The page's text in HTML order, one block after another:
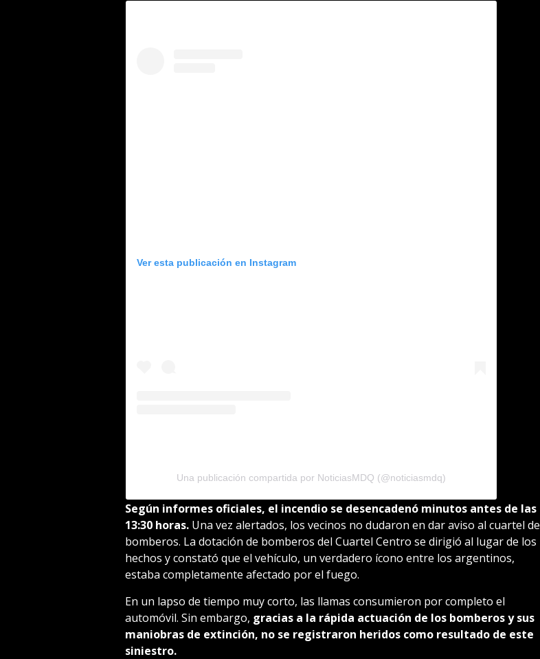
Ver esta publicación en Instagram
Una publicación compartida por NoticiasMDQ (@noticiasmdq)
Según informes oficiales, el incendio se desencadenó minutos antes de las
13:30 horas.Una vez alertados, los vecinos no dudaron en dar aviso al cuartel de
bomberos. La dotación de bomberos del Cuartel Centro se dirigió al lugar de los
hechos y constató que el vehículo, un verdadero ícono entre los argentinos,
estaba completamente afectado por el fuego.
En un lapso de tiempo muy corto, las llamas consumieron por completo el
automóvil. Sin embargo, gracias a la rápida actuación de los bomberos y sus
maniobras de extinción, no se registraron heridos como resultado de este
siniestro.